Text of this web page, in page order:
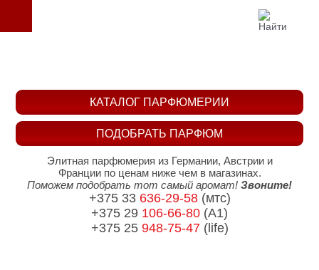
ПОДОБРАТЬ ПАРФЮМ
КАТАЛОГ ПАРФЮМЕРИИ
Элитная парфюмерия из Германии, Австрии и
Франции по ценам ниже чем в магазинах.
Поможем подобрать тот самый аромат! Звоните!
+375 33 636-29-58(мтс)
+375 29 106-66-80 (A1)
+375 25 948-75-47(life)